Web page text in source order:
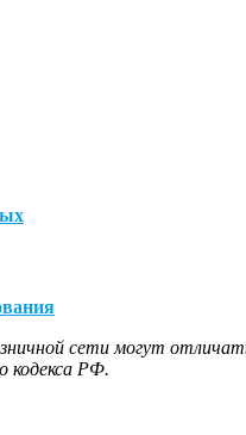
сети могут
кодекса РФ.